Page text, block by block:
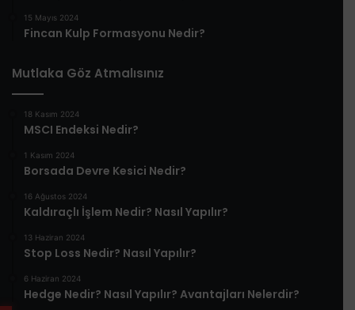
15 Mayıs 2024
Fincan Kulp Formasyonu Nedir?
Mutlaka Göz Atmalısınız
18 Kasım 2024
MSCI Endeksi Nedir?
1 Kasım 2024
Borsada Devre Kesici Nedir?
16 Ağustos 2024
Kaldıraçlı İşlem Nedir? Nasıl Yapılır?
13 Haziran 2024
Stop Loss Nedir? Nasıl Yapılır?
6 Haziran 2024
Hedge Nedir? Nasıl Yapılır? Avantajları Nelerdir?